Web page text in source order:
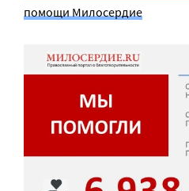
помощи Милосердие